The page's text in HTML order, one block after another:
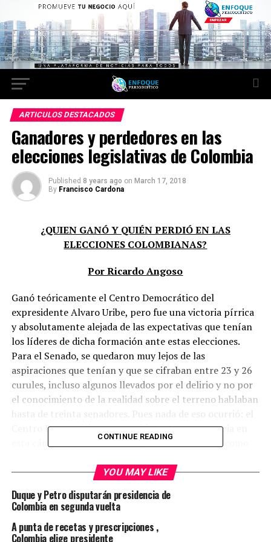
ARTICULOS DESTACADOS
Ganadores y perdedores en las
elecciones legislativas de Colombia
Published 8 years ago on March 17, 2018
By Francisco Cardona
¿QUIEN GANÓ Y QUIÉN PERDIÓ EN LAS
ELECCIONES COLOMBIANAS?
Por Ricardo Angoso
Ganó teóricamente el Centro Democrático del
expresidente Alvaro Uribe, pero fue una victoria pírrica
y absolutamente alejada de las expectativas que tenían
los líderes de dicha formación ante estas elecciones.
Para el Senado, se quedaron muy lejos de las
aspiraciones que tenían y que se cifraban entre 23 y 26
curules, incluso algunos llevados por el delirio y no por
el conocimiento de la realidad sobre el terreno hablaban
hasta de treinta senadores. Pues nada de eso ocurrió: el
Centro Democrático conservó intacta su presencia en
esta cámara y prominentes figuras del uribismo, como
escaño. La misma suerte corrieron las dos apuestas
Barrero, ambos a mucha distancia en votos de entrar en
el Senado de la República. Ganaron pero fue una victoria
amarga e inesperada en su dimensión, que se esperaba
CONTINUE READING
YOU MAY LIKE
Duque y Petro disputarán presidencia de
Colombia en segunda vuelta
A punta de recetas y prescripciones ,
Colombia elige presidente